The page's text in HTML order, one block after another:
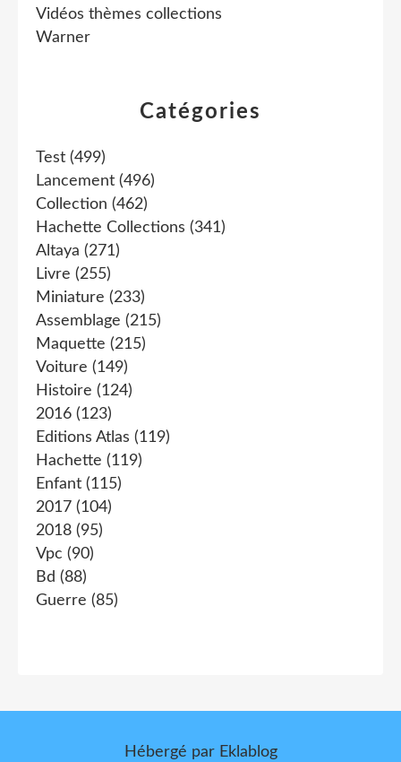
Catégories
Test (499)
Lancement (496)
Collection (462)
Hachette Collections (341)
Altaya (271)
Livre (255)
Miniature (233)
Assemblage (215)
Maquette (215)
Voiture (149)
Histoire (124)
2016 (123)
Editions Atlas (119)
Hachette (119)
Enfant (115)
2017 (104)
2018 (95)
Vpc (90)
Bd (88)
Guerre (85)
Vidéos thèmes collections
Warner
Hébergé par Eklablog